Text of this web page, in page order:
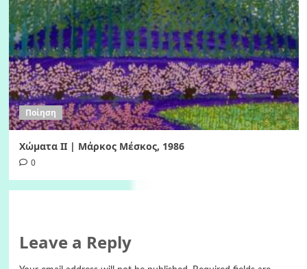
Ποίηση
Χώματα II | Μάρκος Μέσκος, 1986
0
Leave a Reply